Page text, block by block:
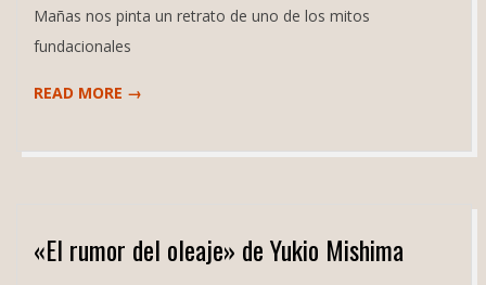
Mañas nos pinta un retrato de uno de los mitos
fundacionales
READ MORE →
«El rumor del oleaje» de Yukio Mishima